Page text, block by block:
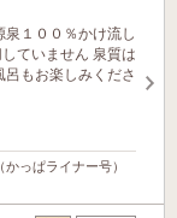
１００％かけ流し
ていません 泉質は
もお楽しみくださ
っぱライナー号）